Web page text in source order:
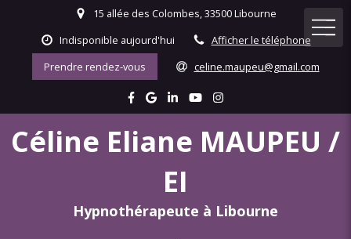
15 allée des Colombes, 33500 Libourne
Indisponible aujourd'hui
Afficher le téléphone
Prendre rendez-vous
celine.maupeu@gmail.com
Céline Eliane MAUPEU /
EI
Hypnothérapeute à Libourne